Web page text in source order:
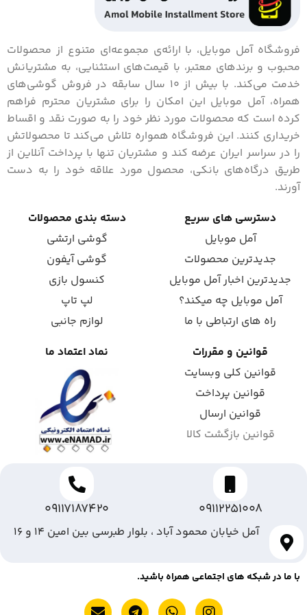
فروشگاه آمل موبایل، با ارائه‌ی مجموعه‌ای متنوع از محصولات
محبوب و برندهای معتبر، با قیمت‌های استثنایی، به مشتریانش
خدمت می‌کند. با بیش از 10 سال سابقه در فروش گوشی‌های
همراه، آمل موبایل این امکان را برای مشتریان محترم فراهم
کرده است که محصولات مورد نظر خود را به صورت نقد و اقساط
خریداری کنند. این فروشگاه همواره تلاش می‌کند تا محصولاتش
را در سراسر ایران عرضه کند و مشتریان تنها با پرداخت آنلاین از
طریق درگاه‌های بانکی، محصول مورد علاقه خود را به دست
آورند.
دسترسی های سریع
آمل موبایل
جدیدترین محصولات
جدیدترین اخبار آمل موبایل
آمل موبایل چه میکند؟
راه های ارتباطی با ما
دسته بندی محصولات
گوشی ارتشی
گوشی آیفون
کنسول بازی
لپ تاپ
لوازم جانبی
قوانین و مقررات
قوانین کلی وبسایت
قوانین پرداخت
قوانین ارسال
قوانین بازگشت کالا
نماد اعتماد ما
09112251008
09117187420
آمل خیابان محمود آباد ، بلوار طبرسی بین امین ۱۴ و ۱۶
با ما در شبکه های اجتماعی همراه باشید.